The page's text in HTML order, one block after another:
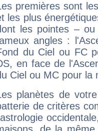
premières sont
les plus
les pointes –
angles :
du Ciel ou FC
en face de
Ciel ou MC pour la
planètes de
de critères